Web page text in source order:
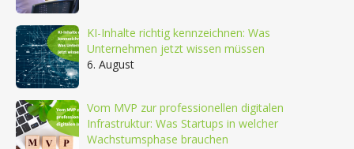
KI-Inhalte richtig kennzeichnen: Was
Unternehmen jetzt wissen müssen
6. August
Vom MVP zur professionellen digitalen
Infrastruktur: Was Startups in welcher
Wachstumsphase brauchen